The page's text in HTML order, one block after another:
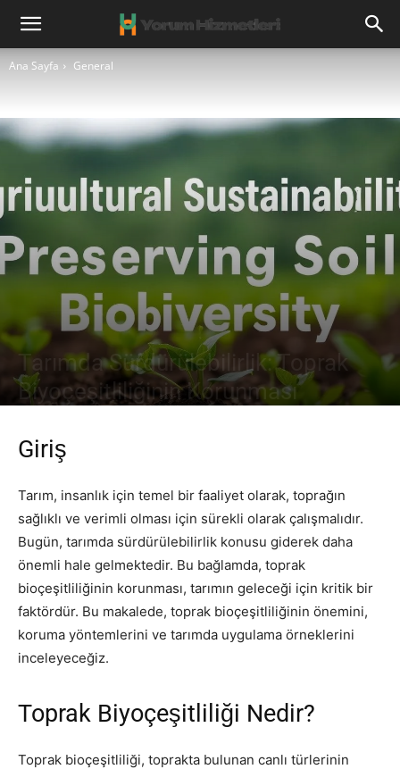
Ana Sayfa General
Tarımda Sürdürülebilirlik: Toprak
Biyoçeşitliliğinin Korunması
Giriş
Tarım, insanlık için temel bir faaliyet olarak, toprağın
sağlıklı ve verimli olması için sürekli olarak çalışmalıdır.
Bugün, tarımda sürdürülebilirlik konusu giderek daha
önemli hale gelmektedir. Bu bağlamda, toprak
bioçeşitliliğinin korunması, tarımın geleceği için kritik bir
faktördür. Bu makalede, toprak bioçeşitliliğinin önemini,
koruma yöntemlerini ve tarımda uygulama örneklerini
inceleyeceğiz.
Toprak Biyoçeşitliliği Nedir?
Toprak bioçeşitliliği, toprakta bulunan canlı türlerinin